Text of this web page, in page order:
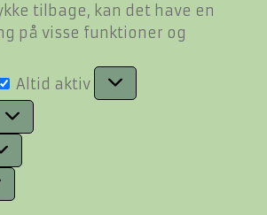
tilbage, kan det have en
på visse funktioner og
Funktionsdygtig
Altid aktiv